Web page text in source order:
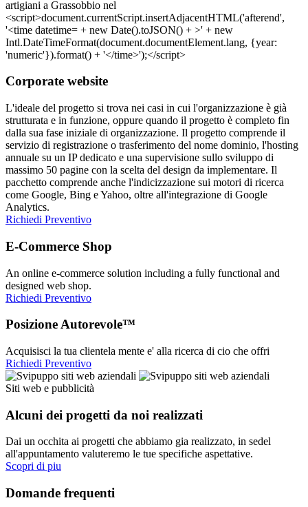
Corporate website
L'ideale del progetto si trova nei casi in cui l'organizzazione è già
strutturata e in funzione, oppure quando il progetto è completo fin
dalla sua fase iniziale di organizzazione. Il progetto comprende il
servizio di registrazione o trasferimento del nome dominio, l'hosting
annuale su un IP dedicato e una supervisione sullo sviluppo di
massimo 50 pagine con la scelta del design da implementare. Il
pacchetto comprende anche l'indicizzazione sui motori di ricerca
come Google, Bing e Yahoo, oltre all'integrazione di Google
Analytics.
Richiedi Preventivo
E-Commerce Shop
An online e-commerce solution including a fully functional and
designed web shop.
Richiedi Preventivo
Posizione Autorevole™
Acquisisci la tua clientela mente e' alla ricerca di cio che offri
Richiedi Preventivo
Siti web e pubblicità
Alcuni dei progetti da noi realizzati
Dai un occhita ai progetti che abbiamo gia realizzato, in sedel
all'appuntamento valuteremo le tue specifiche aspettative.
Scopri di piu
Domande frequenti